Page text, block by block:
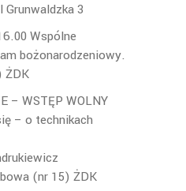
Grunwaldzka 3
Wspólne
bożonarodzeniowy.
ŻDK
– WSTĘP WOLNY
– o technikach
(nr 15) ŻDK